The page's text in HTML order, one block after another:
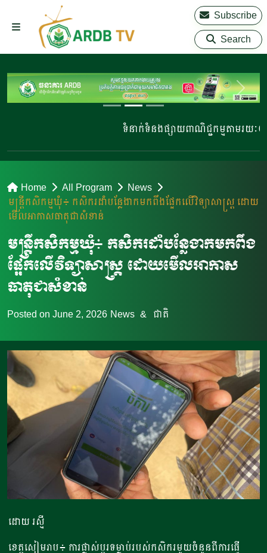
Subscribe
Search
ទំនាក់ទំនងផ្សាយពាណិជ្ជកម្មតាមរយៈ 023
Home All Program
News
មន្រ្តីកសិកម្មឃុំ៖ កសិករដាំបន្លែងាកមកពឹងផ្អែកលើវិទ្យាសាស្រ្ត ដោយ
មើលអាកាសធាតុជាសំខាន់
មន្រ្តីកសិកម្មឃុំ៖ កសិករដាំបន្លែងាកមកពឹង
ផ្អែកលើវិទ្យាសាស្រ្ត ដោយមើលអាកាស
ធាតុជាសំខាន់
Posted on June 2, 2026 News & ជាតិ
ដោយ រស្មី
ខេត្តសៀមរាប៖ ការផ្លាស់ប្តូរទម្លាប់របស់កសិករមួយចំនួនពីការធ្វើ